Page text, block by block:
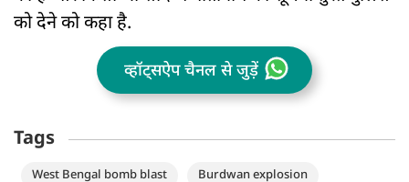
को देने को कहा है.
व्हॉट्सऐप चैनल से जुड़ें
Tags
West Bengal bomb blast
Burdwan explosion